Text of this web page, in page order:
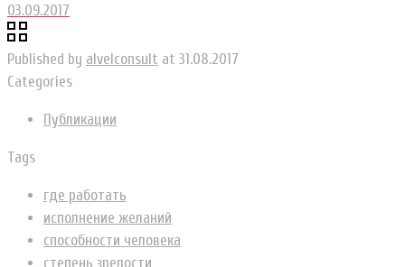
03.09.2017
Published by alvelconsult at 31.08.2017
Categories
Публикации
Tags
где работать
исполнение желаний
способности человека
степень зрелости